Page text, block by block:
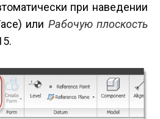
при наведении
или Рабочую плоскость